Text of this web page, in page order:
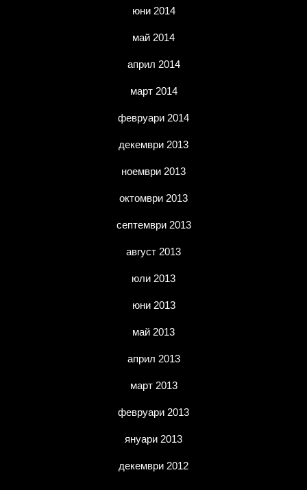
юни 2014
май 2014
април 2014
март 2014
февруари 2014
декември 2013
ноември 2013
октомври 2013
септември 2013
август 2013
юли 2013
юни 2013
май 2013
април 2013
март 2013
февруари 2013
януари 2013
декември 2012